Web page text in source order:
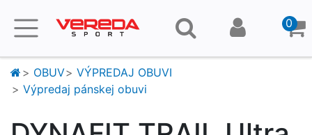
0
OBUV
VÝPREDAJ OBUVI
Výpredaj pánskej obuvi